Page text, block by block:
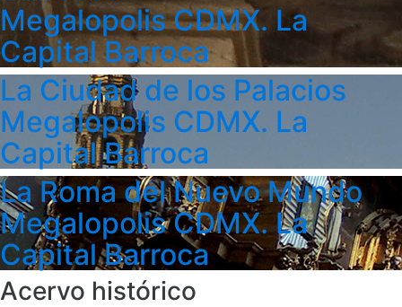
Megalopolis CDMX. La
Capital Barroca
La Ciudad de los Palacios
Megalopolis CDMX. La
Capital Barroca
La Roma del Nuevo Mundo
Megalopolis CDMX. La
Capital Barroca
Acervo histórico